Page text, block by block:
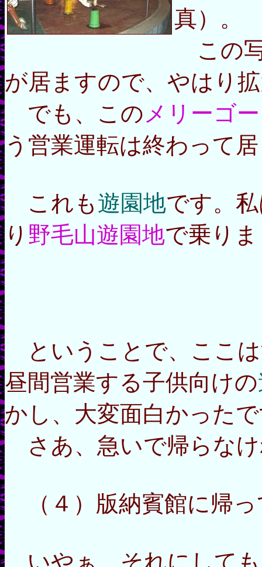
真）。
この
が居ますので、やはり
でも、この メリーゴ
う営業運転は終わって
これも遊園地です。
り 野毛山遊園地で乗り
ということで、ここ
昼間営業する子供向けの
かし、大変面白かった
さあ、急いで帰らな
（４）版納賓館に帰
いやぁ、それにして